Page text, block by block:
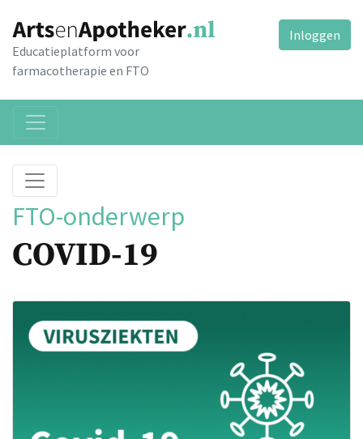
Educatieplatform voor
farmacotherapie en FTO
Inloggen
FTO-onderwerp
COVID-19